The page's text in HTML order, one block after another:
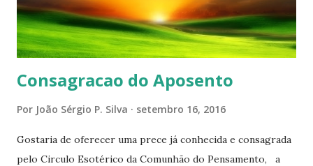
Consagracao do Aposento
Por João Sérgio P. Silva setembro 16, 2016
Gostaria de oferecer uma prece já conhecida e consagrada
pelo Circulo Esotérico da Comunhão do Pensamento, a